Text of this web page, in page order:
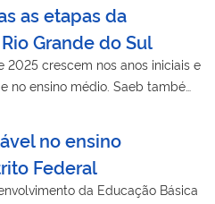
as etapas da
Grande do Sul
2025 crescem nos anos iniciais e
no ensino médio. Saeb também
no ensino
Federal
da Educação Básica